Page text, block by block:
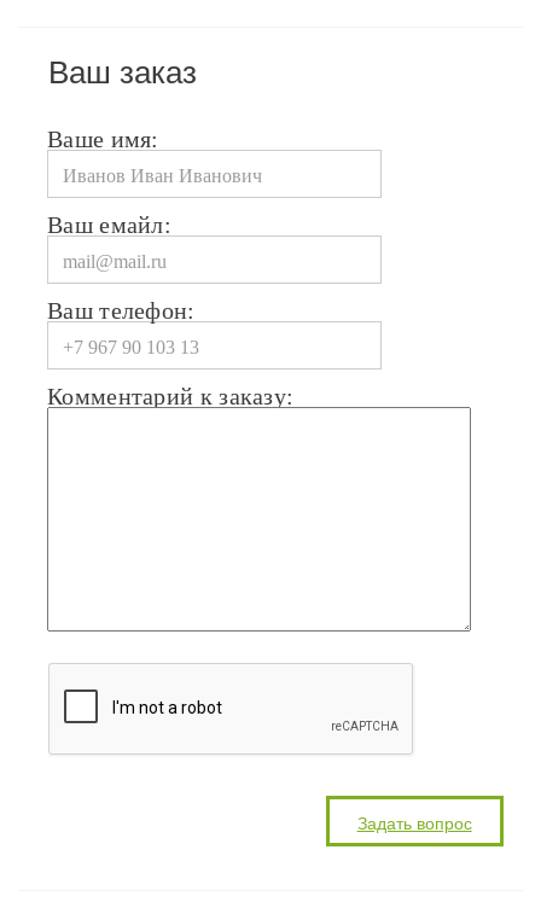
Ваш заказ
Ваше имя:
Ваш емайл:
Ваш телефон:
Комментарий к заказу: